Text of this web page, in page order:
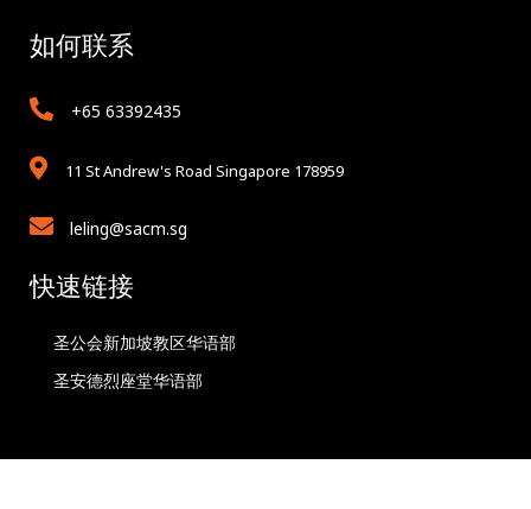
如何联系
+65 63392435
11 St Andrew's Road Singapore 178959
leling@sacm.sg
快速链接
圣公会新加坡教区华语部
圣安德烈座堂华语部